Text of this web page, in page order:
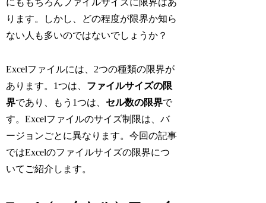
にももちろんファイルサイズに限界はあ
ります。しかし、どの程度が限界か知ら
ない人も多いのではないでしょうか？
Excelファイルには、2つの種類の限界が
あります。1つは、 ファイルサイズの限
界であり、もう1つは、 セル数の限界で
す。Excelファイルのサイズ制限は、バ
ージョンごとに異なります。今回の記事
ではExcelのファイルサイズの限界につ
いてご紹介します。